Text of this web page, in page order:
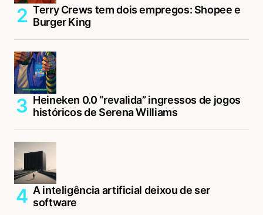
Terry Crews tem dois empregos: Shopee e
Burger King
Heineken 0.0 “revalida” ingressos de jogos
históricos de Serena Williams
A inteligência artificial deixou de ser
software